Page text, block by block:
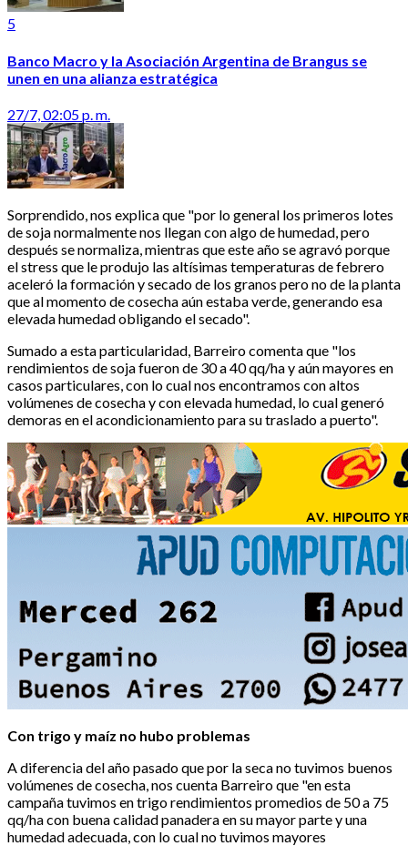
5
Banco Macro y la Asociación Argentina de Brangus se
unen en una alianza estratégica
27/7, 02:05 p. m.
Sorprendido, nos explica que "por lo general los primeros lotes
de soja normalmente nos llegan con algo de humedad, pero
después se normaliza, mientras que este año se agravó porque
el stress que le produjo las altísimas temperaturas de febrero
aceleró la formación y secado de los granos pero no de la planta
que al momento de cosecha aún estaba verde, generando esa
elevada humedad obligando el secado".
Sumado a esta particularidad, Barreiro comenta que "los
rendimientos de soja fueron de 30 a 40 qq/ha y aún mayores en
casos particulares, con lo cual nos encontramos con altos
volúmenes de cosecha y con elevada humedad, lo cual generó
demoras en el acondicionamiento para su traslado a puerto".
Con trigo y maíz no hubo problemas
A diferencia del año pasado que por la seca no tuvimos buenos
volúmenes de cosecha, nos cuenta Barreiro que "en esta
campaña tuvimos en trigo rendimientos promedios de 50 a 75
qq/ha con buena calidad panadera en su mayor parte y una
humedad adecuada, con lo cual no tuvimos mayores